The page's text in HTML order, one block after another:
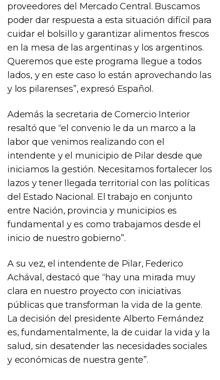
proveedores del Mercado Central. Buscamos
poder dar respuesta a esta situación difícil para
cuidar el bolsillo y garantizar alimentos frescos
en la mesa de las argentinas y los argentinos.
Queremos que este programa llegue a todos
lados, y en este caso lo están aprovechando las
y los pilarenses”, expresó Español.
Además la secretaria de Comercio Interior
resaltó que “el convenio le da un marco a la
labor que venimos realizando con el
intendente y el municipio de Pilar desde que
iniciamos la gestión. Necesitamos fortalecer los
lazos y tener llegada territorial con las políticas
del Estado Nacional. El trabajo en conjunto
entre Nación, provincia y municipios es
fundamental y es como trabajamos desde el
inicio de nuestro gobierno”.
A su vez, el intendente de Pilar, Federico
Achával, destacó que “hay una mirada muy
clara en nuestro proyecto con iniciativas
públicas que transforman la vida de la gente.
La decisión del presidente Alberto Fernández
es, fundamentalmente, la de cuidar la vida y la
salud, sin desatender las necesidades sociales
y económicas de nuestra gente”.